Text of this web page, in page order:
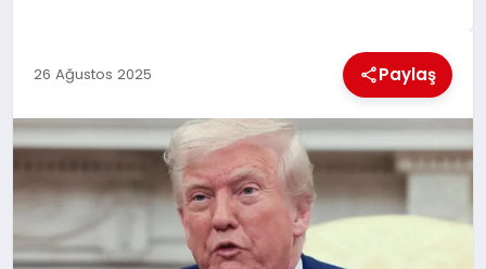
GENEL
YEREL HABERLER
26 Ağustos 2025 Paylaş